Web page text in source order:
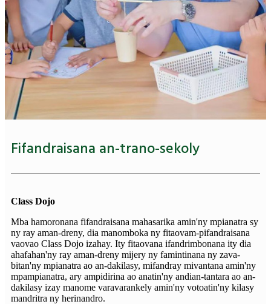
Fifandraisana an-trano-sekoly
Class Dojo
Mba hamoronana fifandraisana mahasarika amin'ny mpianatra sy
ny ray aman-dreny, dia manomboka ny fitaovam-pifandraisana
vaovao Class Dojo izahay. Ity fitaovana ifandrimbonana ity dia
ahafahan'ny ray aman-dreny mijery ny famintinana ny zava-
bitan'ny mpianatra ao an-dakilasy, mifandray mivantana amin'ny
mpampianatra, ary ampidirina ao anatin'ny andian-tantara ao an-
dakilasy izay manome varavarankely amin'ny votoatin'ny kilasy
mandritra ny herinandro.